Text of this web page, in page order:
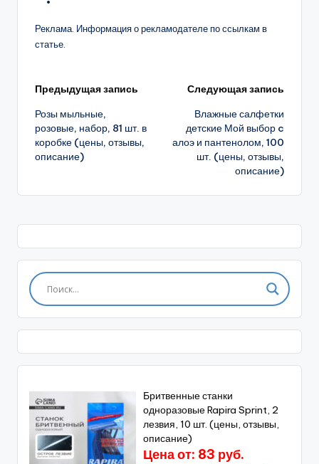
Реклама. Информация о рекламодателе по ссылкам в
статье.
Навигация
записи
Предыдущая запись
Розы мыльные,
розовые, набор, 81 шт. в
коробке (цены, отзывы,
описание)
Следующая запись
Влажные салфетки
детские Мой выбор c
алоэ и пантенолом, 100
шт. (цены, отзывы,
описание)
Бритвенные станки
одноразовые Rapira Sprint, 2
лезвия, 10 шт. (цены, отзывы,
описание)
Цена от: 83 руб.